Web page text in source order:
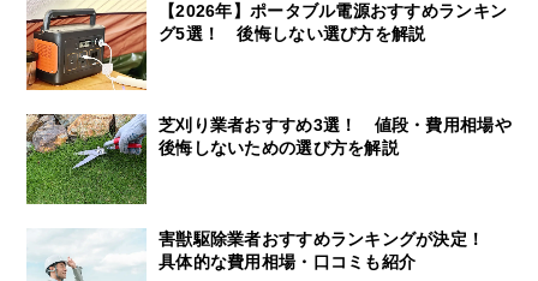
【2026年】ポータブル電源おすすめランキン
グ5選！ 後悔しない選び方を解説
芝刈り業者おすすめ3選！ 値段・費用相場や
後悔しないための選び方を解説
害獣駆除業者おすすめランキングが決定！
具体的な費用相場・口コミも紹介